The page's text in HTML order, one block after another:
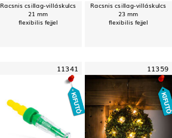
Racsnis csillag-villáskulcs
21 mm
flexibilis fejjel
Racsnis csillag-villáskulcs
23 mm
flexibilis fejjel
11341 11359